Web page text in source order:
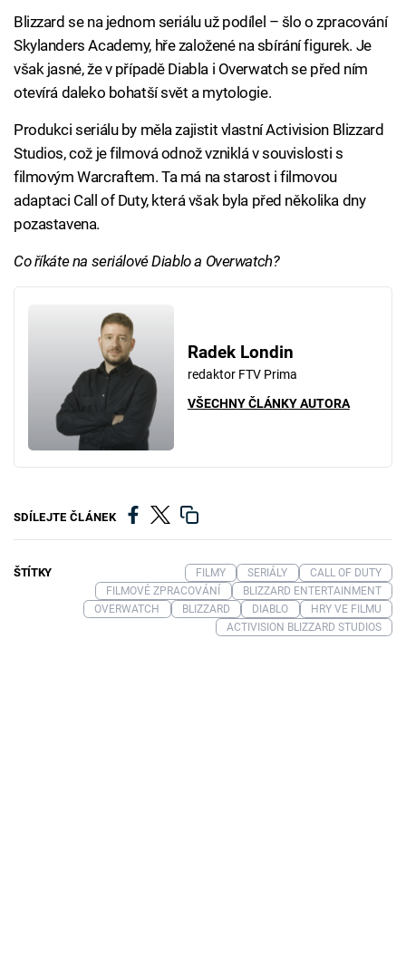
Blizzard se na jednom seriálu už podílel – šlo o zpracování
Skylanders Academy, hře založené na sbírání figurek. Je
však jasné, že v případě Diabla i Overwatch se před ním
otevírá daleko bohatší svět a mytologie.
Produkci seriálu by měla zajistit vlastní Activision Blizzard
Studios, což je filmová odnož vzniklá v souvislosti s
filmovým Warcraftem. Ta má na starost i filmovou
adaptaci Call of Duty, která však byla před několika dny
pozastavena.
Co říkáte na seriálové Diablo a Overwatch?
Radek Londin
redaktor FTV Prima
VŠECHNY ČLÁNKY AUTORA
SDÍLEJTE ČLÁNEK
ŠTÍTKY FILMY SERIÁLY
CALL OF DUTY
FILMOVÉ ZPRACOVÁNÍ
BLIZZARD ENTERTAINMENT
OVERWATCH
BLIZZARD DIABLO
HRY VE FILMU
ACTIVISION BLIZZARD STUDIOS